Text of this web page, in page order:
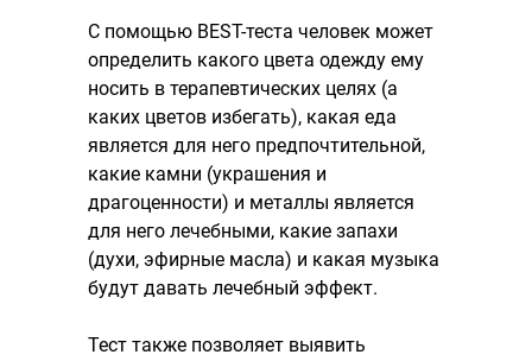
С помощью BEST-теста человек может
определить какого цвета одежду ему
носить в терапевтических целях (а
каких цветов избегать), какая еда
является для него предпочтительной,
какие камни (украшения и
драгоценности) и металлы является
для него лечебными, какие запахи
(духи, эфирные масла) и какая музыка
будут давать лечебный эффект.
Тест также позволяет выявить